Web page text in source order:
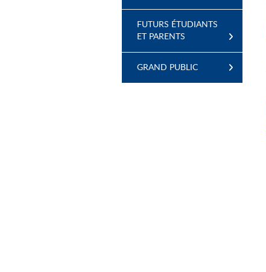
FUTURS ÉTUDIANTS
ET PARENTS
GRAND PUBLIC